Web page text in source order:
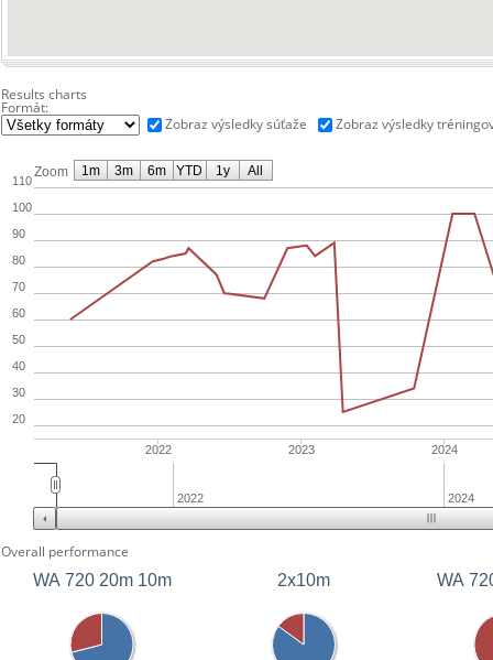
Results charts
Formát:
Zobraz výsledky súťaže
Zobraz výsledky
Zoom
2022 2023 2024
20
30
40
50
60
70
80
90
100
110
2022 2024
1m 3m 6m YTD 1y All
Overall performance
WA 720 20m 10m
2x10m WA